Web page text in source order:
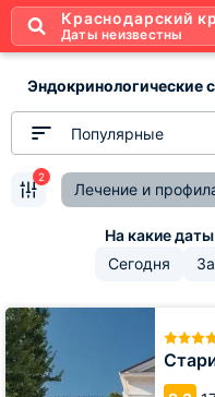
Краснодарский
Даты неизвестны
Эндокринологические
Популярные
Лечение и
2
Сегодня
Старинная
Анапа